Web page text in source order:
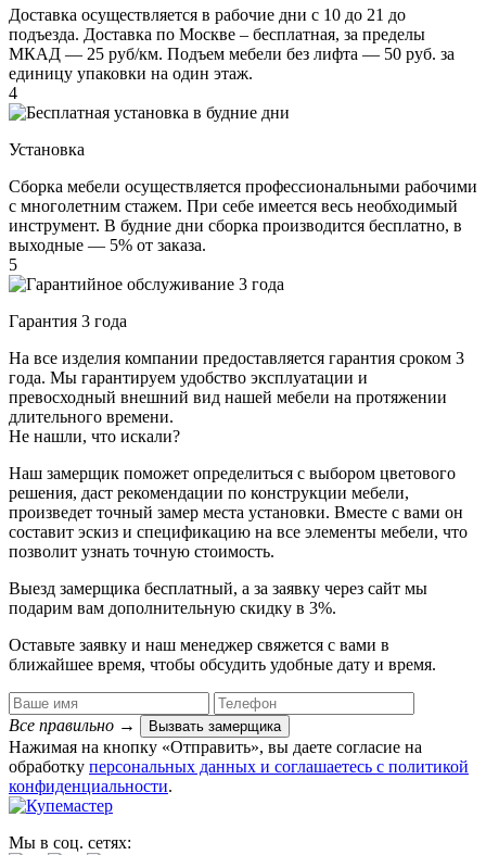
Доставка осуществляется в рабочие дни с 10 до 21 до
подъезда. Доставка по Москве – бесплатная, за пределы
МКАД — 25 руб/км. Подъем мебели без лифта — 50 руб. за
единицу упаковки на один этаж.
4
Установка
Сборка мебели осуществляется профессиональными рабочими
с многолетним стажем. При себе имеется весь необходимый
инструмент. В будние дни сборка производится бесплатно, в
выходные — 5% от заказа.
5
Гарантия 3 года
На все изделия компании предоставляется гарантия сроком 3
года. Мы гарантируем удобство эксплуатации и
превосходный внешний вид нашей мебели на протяжении
длительного времени.
Не нашли, что искали?
Наш замерщик поможет определиться с выбором цветового
решения, даст рекомендации по конструкции мебели,
произведет точный замер места установки. Вместе с вами он
составит эскиз и спецификацию на все элементы мебели, что
позволит узнать точную стоимость.
Выезд замерщика бесплатный, а за заявку через сайт мы
подарим вам дополнительную скидку в 3%.
Оставьте заявку и наш менеджер свяжется с вами в
ближайшее время, чтобы обсудить удобные дату и время.
Все правильно → Вызвать замерщика
Нажимая на кнопку «Отправить», вы даете согласие на
обработку персональных данных​ и соглашаетесь c политикой
конфиденциальности.
Мы в соц. сетях: